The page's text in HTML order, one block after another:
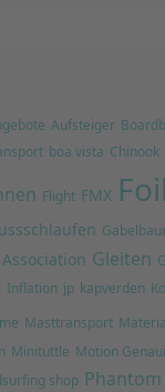
Aufsteiger
boa vista Chinook
Flight FMX Foil
Gleiten
Inflation jp kapverden
Masttransport
Minituttle Motion
shop Phantom